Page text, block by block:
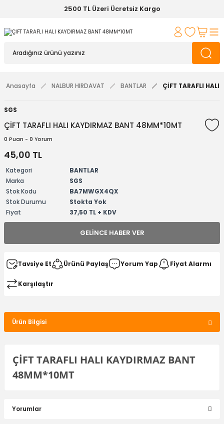
2500 TL Üzeri Ücretsiz Kargo
Anasayfa NALBUR HIRDAVAT BANTLAR ÇİFT TARAFLI HALI
SGS
ÇİFT TARAFLI HALI KAYDIRMAZ BANT 48MM*10MT
0 Puan - 0 Yorum
45,00 TL
Kategori
BANTLAR
Marka
SGS
Stok Kodu
BA7MWGX4QX
Stok Durumu
Stokta Yok
Fiyat
37,50 TL + KDV
GELINCE HABER VER
Tavsiye Et Ürünü Paylaş Yorum Yap Fiyat Alarmı
Karşılaştır
Ürün Bilgisi
ÇİFT TARAFLI HALI KAYDIRMAZ BANT
48MM*10MT
Yorumlar